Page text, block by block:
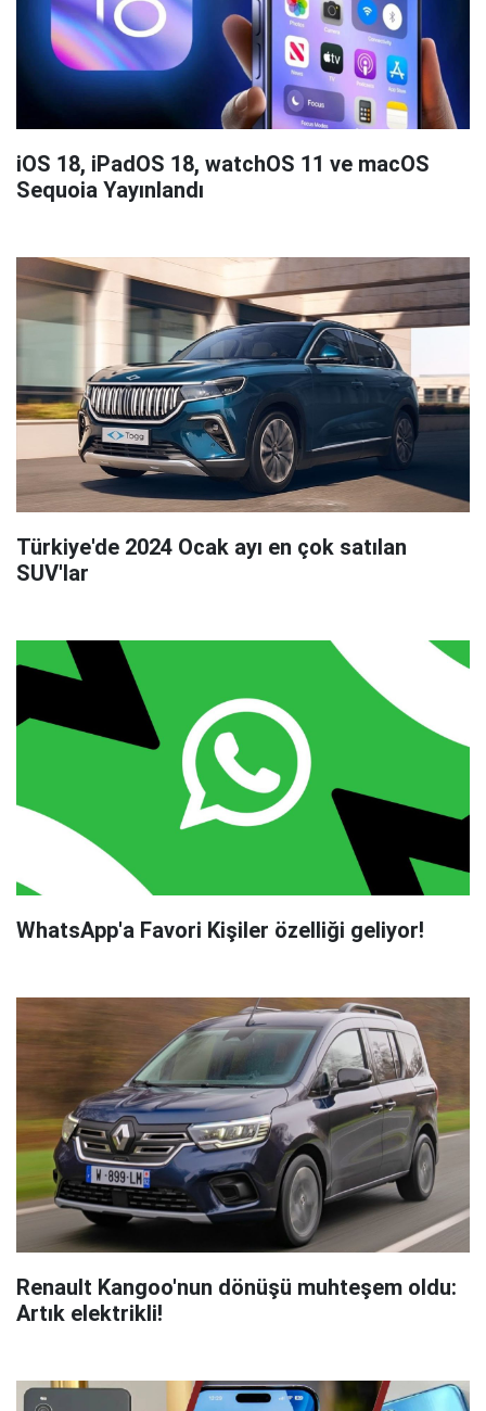
iOS 18, iPadOS 18, watchOS 11 ve macOS
Sequoia Yayınlandı
Türkiye'de 2024 Ocak ayı en çok satılan
SUV'lar
WhatsApp'a Favori Kişiler özelliği geliyor!
Renault Kangoo'nun dönüşü muhteşem oldu:
Artık elektrikli!